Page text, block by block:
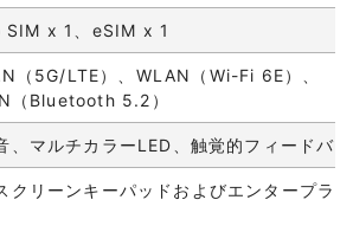
SIM x 1、eSIM x 1
（5G/LTE）、WLAN（Wi-Fi 6E）、
（Bluetooth 5.2）
、マルチカラーLED、触覚的フィードバ
クリーンキーパッドおよびエンタープラ